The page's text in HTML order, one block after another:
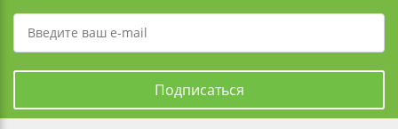
Подписаться